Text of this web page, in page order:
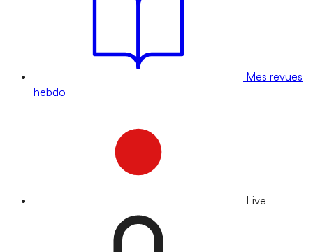
Mes revues
hebdo
Live